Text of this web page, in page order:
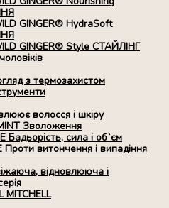
GINGER® HydraSoft
GINGER® Style СТАЙЛІНГ
з термозахистом
волосся і шкіру
Зволоження
Бадьорість, сила і об`єм
Проти витончення і випадіння
відновлююча і